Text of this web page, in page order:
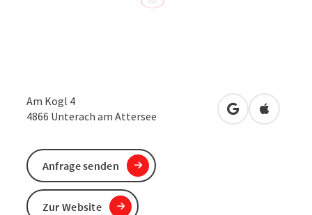
Am Kogl 4
4866 Unterach am Attersee in Googlein Apple
Anfrage senden
Zur Website